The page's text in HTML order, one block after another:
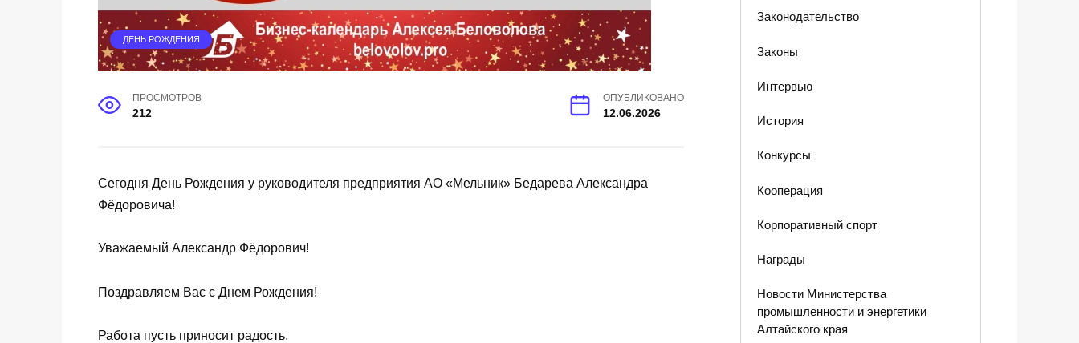
ДЕНЬ РОЖДЕНИЯ
ПРОСМОТРОВ
212
ОПУБЛИКОВАНО
12.06.2026
Сегодня День Рождения у руководителя предприятия АО «Мельник» Бедарева Александра
Фёдоровича!
Уважаемый Александр Фёдорович!
Поздравляем Вас с Днем Рождения!
Работа пусть приносит радость,
Законодательство
Законы
Интервью
История
Конкурсы
Кооперация
Корпоративный спорт
Награды
Новости Министерства
промышленности и энергетики
Алтайского края